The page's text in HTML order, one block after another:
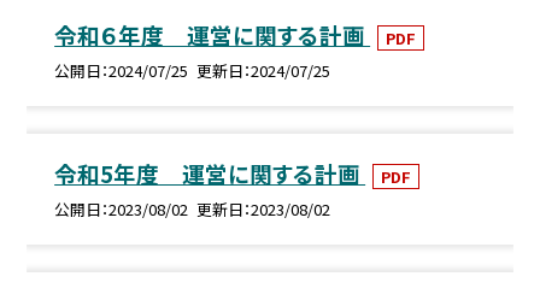
令和６年度 運営に関する計画
PDF
公開日 2024/07/25 更新日 2024/07/25
令和5年度 運営に関する計画
PDF
公開日 2023/08/02 更新日 2023/08/02